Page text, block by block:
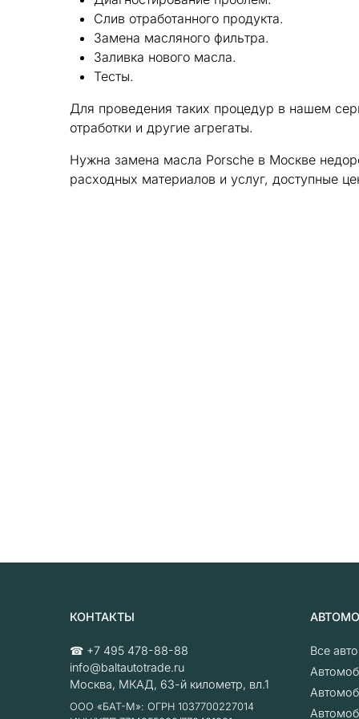
Слив отработанного продукта.
Замена масляного фильтра.
Заливка нового масла.
Тесты.
Для проведения таких процедур в нашем
отработки и другие агрегаты.
Нужна замена масла Porsche в Москве
расходных материалов и услуг, доступные
КОНТАКТЫ
☎ +7 495 478-88-88
info@baltautotrade.ru
Москва, МКАД, 63-й километр, вл.1
ООО «БАТ-М»: ОГРН 1037700227014
Все